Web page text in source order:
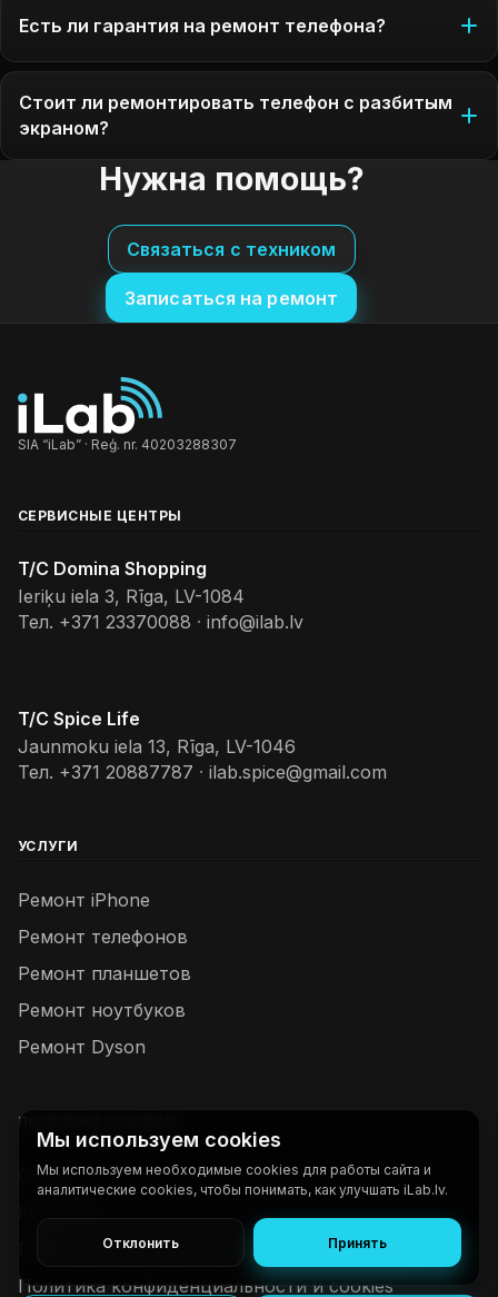
Есть ли гарантия на ремонт телефона?
Стоит ли ремонтировать телефон с разбитым
экраном?
Нужна помощь?
Связаться с техником
Записаться на ремонт
SIA “iLab” · Reģ. nr. 40203288307
СЕРВИСНЫЕ ЦЕНТРЫ
T/C Domina Shopping
Ieriķu iela 3, Rīga, LV-1084
Тел. +371 23370088 · info@ilab.lv
T/C Spice Life
Jaunmoku iela 13, Rīga, LV-1046
Тел. +371 20887787 · ilab.spice@gmail.com
УСЛУГИ
Ремонт iPhone
Ремонт телефонов
Ремонт планшетов
Ремонт ноутбуков
Ремонт Dyson
ПОЛЕЗНЫЕ ССЫЛКИ
О нас
Контакты
Политика конфиденциальности и cookies
Мы используем cookies
Мы используем необходимые cookies для работы сайта и
аналитические cookies, чтобы понимать, как улучшать iLab.lv.
Отклонить Принять